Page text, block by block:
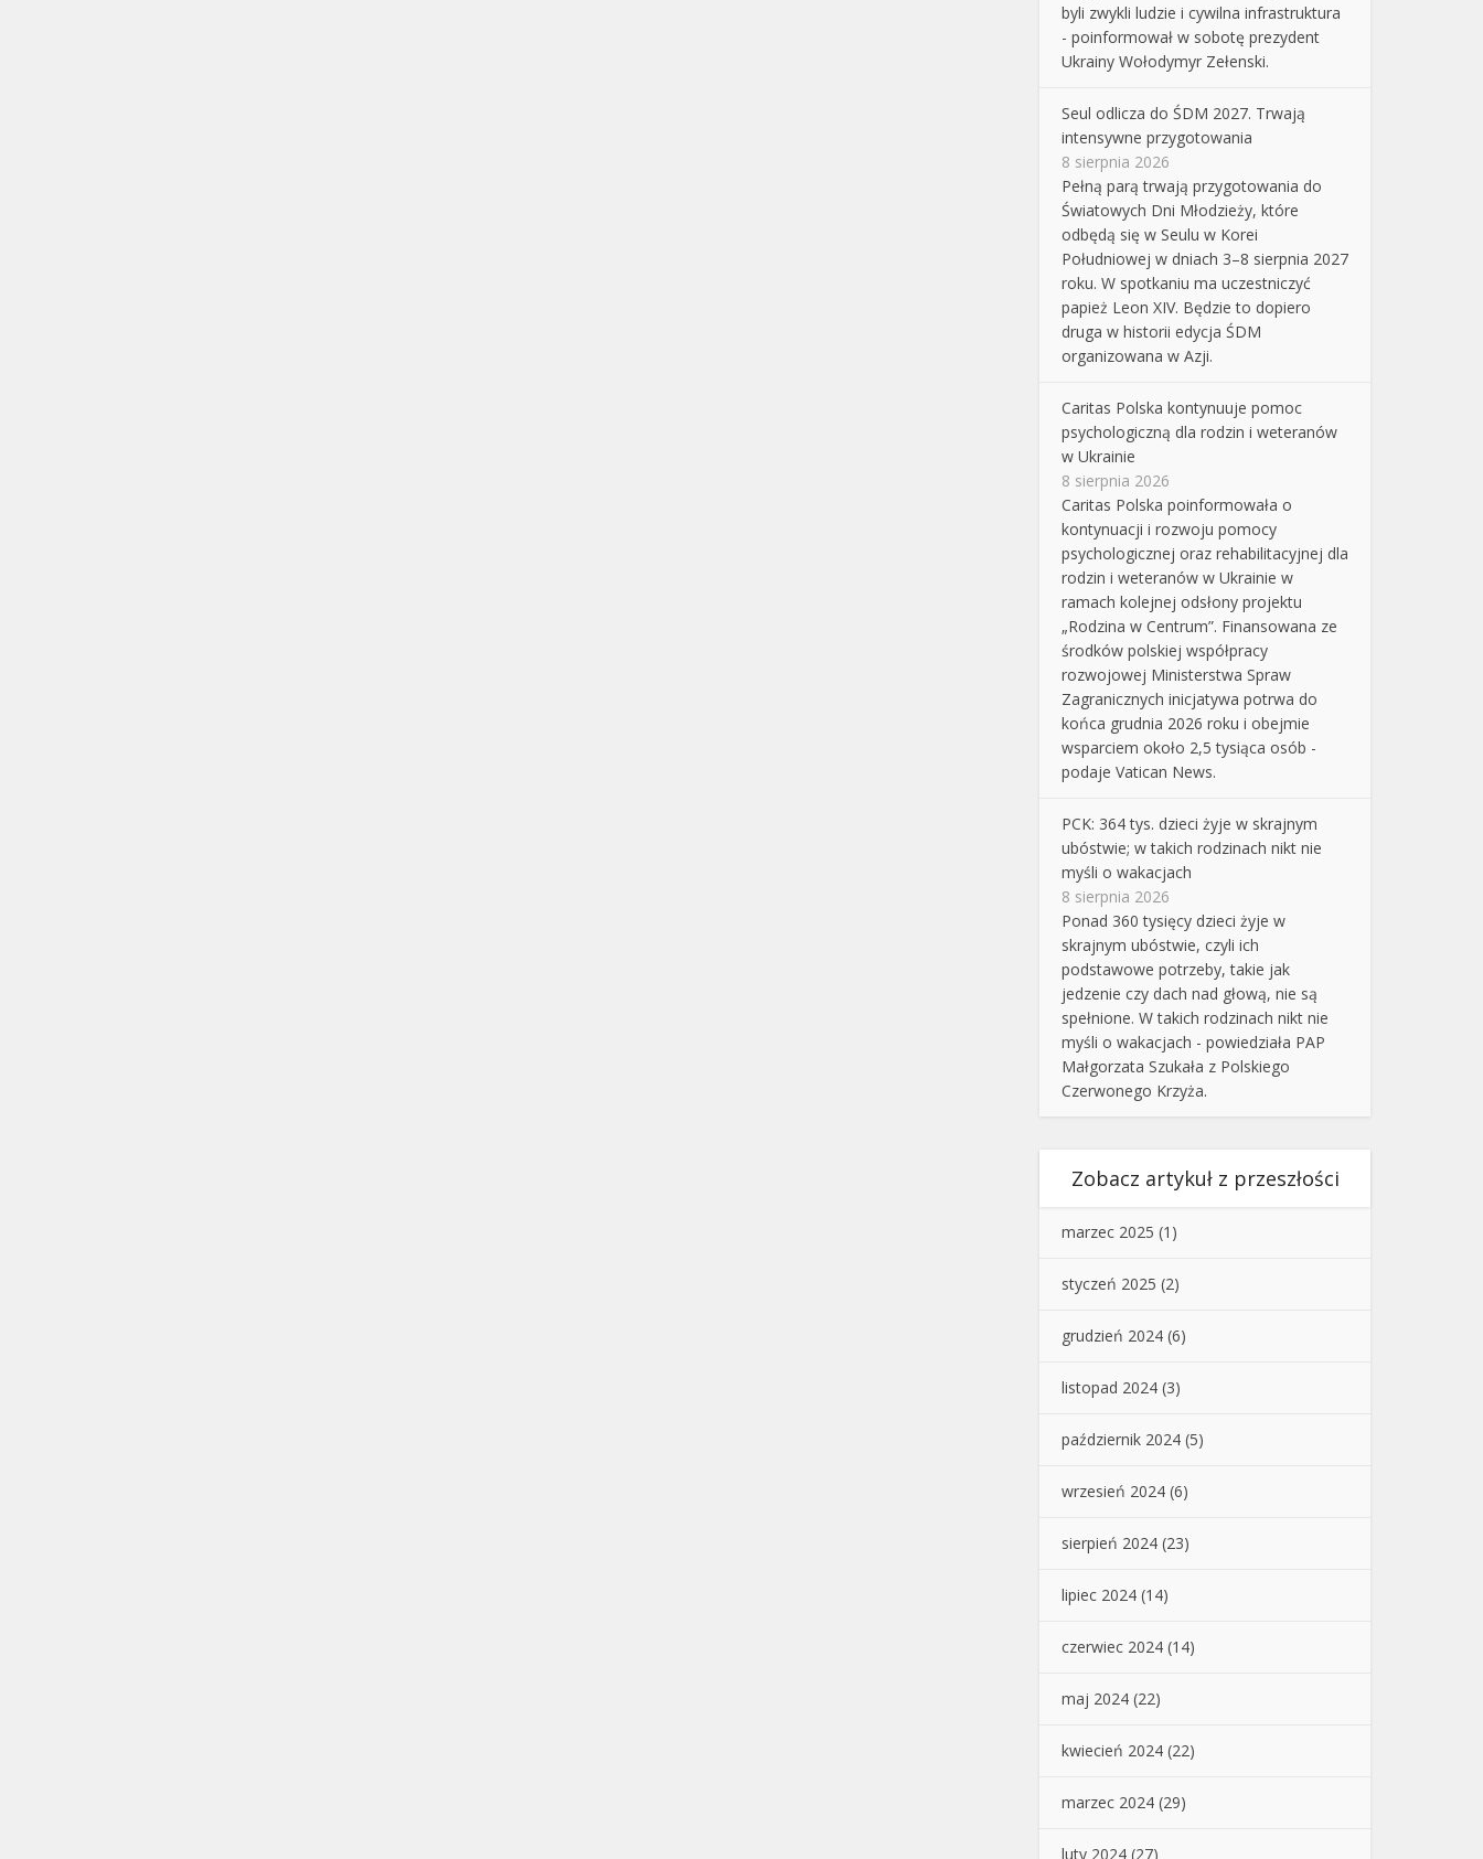
byli zwykli ludzie i cywilna infrastruktura
- poinformował w sobotę prezydent
Ukrainy Wołodymyr Zełenski.
Seul odlicza do ŚDM 2027. Trwają
intensywne przygotowania
8 sierpnia 2026
Pełną parą trwają przygotowania do
Światowych Dni Młodzieży, które
odbędą się w Seulu w Korei
Południowej w dniach 3–8 sierpnia 2027
roku. W spotkaniu ma uczestniczyć
papież Leon XIV. Będzie to dopiero
druga w historii edycja ŚDM
organizowana w Azji.
Caritas Polska kontynuuje pomoc
psychologiczną dla rodzin i weteranów
w Ukrainie
8 sierpnia 2026
Caritas Polska poinformowała o
kontynuacji i rozwoju pomocy
psychologicznej oraz rehabilitacyjnej dla
rodzin i weteranów w Ukrainie w
ramach kolejnej odsłony projektu
„Rodzina w Centrum”. Finansowana ze
środków polskiej współpracy
rozwojowej Ministerstwa Spraw
Zagranicznych inicjatywa potrwa do
końca grudnia 2026 roku i obejmie
wsparciem około 2,5 tysiąca osób -
podaje Vatican News.
PCK: 364 tys. dzieci żyje w skrajnym
ubóstwie; w takich rodzinach nikt nie
myśli o wakacjach
8 sierpnia 2026
Ponad 360 tysięcy dzieci żyje w
skrajnym ubóstwie, czyli ich
podstawowe potrzeby, takie jak
jedzenie czy dach nad głową, nie są
spełnione. W takich rodzinach nikt nie
myśli o wakacjach - powiedziała PAP
Małgorzata Szukała z Polskiego
Czerwonego Krzyża.
Zobacz artykuł z przeszłości
marzec 2025 (1)
styczeń 2025 (2)
grudzień 2024 (6)
listopad 2024 (3)
październik 2024 (5)
wrzesień 2024 (6)
sierpień 2024 (23)
lipiec 2024 (14)
czerwiec 2024 (14)
maj 2024 (22)
kwiecień 2024 (22)
marzec 2024 (29)
luty 2024 (27)